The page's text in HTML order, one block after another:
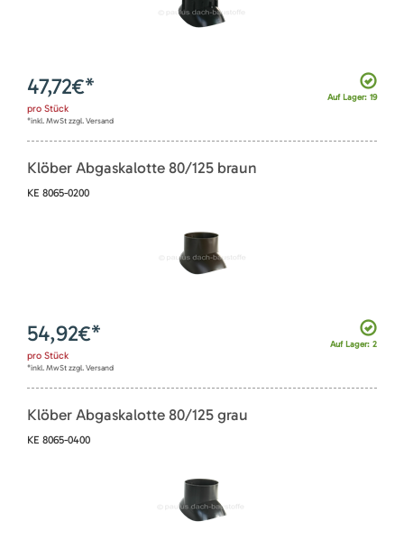
Auf Lager: 19
47,72€*
pro Stück
*inkl. MwSt zzgl. Versand
Klöber Abgaskalotte 80/125 braun
KE 8065-0200
Auf Lager: 2
54,92€*
pro Stück
*inkl. MwSt zzgl. Versand
Klöber Abgaskalotte 80/125 grau
KE 8065-0400